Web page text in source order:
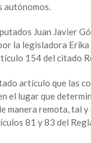
autónomos.
Juan Javier
la legisladora
154 del citado
artículo que las
el lugar que
manera remota, tal
81 y 83 del